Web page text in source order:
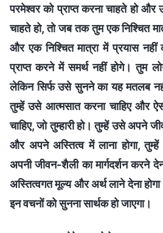
परमेश्वर को प्राप्त करना चाहते हो और
चाहते हो, तो जब तक तुम एक निश्चित
और एक निश्चित मात्रा में प्रयास
प्राप्त करने में समर्थ नहीं होगे। तुम
लेकिन सिर्फ उसे सुनने का यह मतलब
तुम्हें उसे आत्मसात करना चाहिए और
चाहिए, जो तुम्हारी हो। तुम्हें उसे अपने
और अपने अस्तित्व में लाना होगा,
अपनी जीवन-शैली का मार्गदर्शन करने
अस्तित्वगत मूल्य और अर्थ लाने देना
इन वचनों को सुनना सार्थक हो जाएगा।